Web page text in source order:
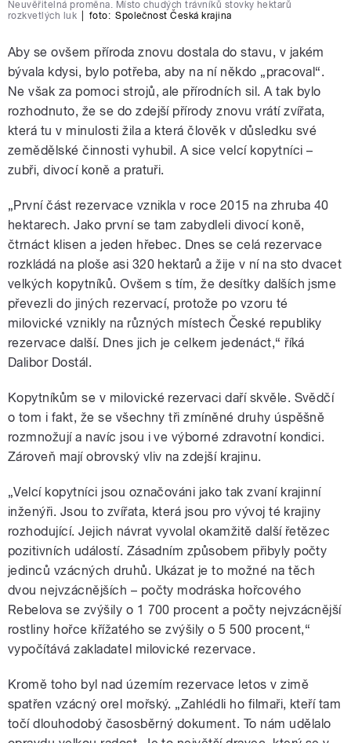
Neuvěřitelná proměna. Místo chudých trávníků stovky hektarů
rozkvetlých luk
foto: Společnost Česká krajina
Aby se ovšem příroda znovu dostala do stavu, v jakém
bývala kdysi, bylo potřeba, aby na ní někdo „pracoval“.
Ne však za pomoci strojů, ale přírodních sil. A tak bylo
rozhodnuto, že se do zdejší přírody znovu vrátí zvířata,
která tu v minulosti žila a která člověk v důsledku své
zemědělské činnosti vyhubil. A sice velcí kopytníci –
zubři, divocí koně a pratuři.
„První část rezervace vznikla v roce 2015 na zhruba 40
hektarech. Jako první se tam zabydleli divocí koně,
čtrnáct klisen a jeden hřebec. Dnes se celá rezervace
rozkládá na ploše asi 320 hektarů a žije v ní na sto dvacet
velkých kopytníků. Ovšem s tím, že desítky dalších jsme
převezli do jiných rezervací, protože po vzoru té
milovické vznikly na různých místech České republiky
rezervace další. Dnes jich je celkem jedenáct,“ říká
Dalibor Dostál.
Kopytníkům se v milovické rezervaci daří skvěle. Svědčí
o tom i fakt, že se všechny tři zmíněné druhy úspěšně
rozmnožují a navíc jsou i ve výborné zdravotní kondici.
Zároveň mají obrovský vliv na zdejší krajinu.
„Velcí kopytníci jsou označováni jako tak zvaní krajinní
inženýři. Jsou to zvířata, která jsou pro vývoj té krajiny
rozhodující. Jejich návrat vyvolal okamžitě další řetězec
pozitivních událostí. Zásadním způsobem přibyly počty
jedinců vzácných druhů. Ukázat je to možné na těch
dvou nejvzácnějších – počty modráska hořcového
Rebelova se zvýšily o 1 700 procent a počty nejvzácnější
rostliny hořce křížatého se zvýšily o 5 500 procent,“
vypočítává zakladatel milovické rezervace.
Kromě toho byl nad územím rezervace letos v zimě
spatřen vzácný orel mořský. „Zahlédli ho filmaři, kteří tam
točí dlouhodobý časosběrný dokument. To nám udělalo